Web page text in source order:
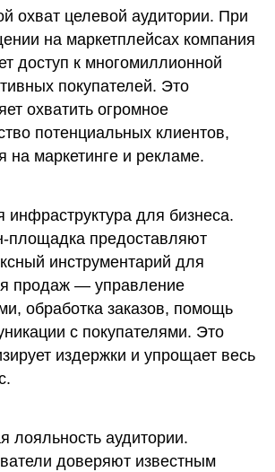
охват целевой аудитории. При
на маркетплейсах компания
доступ к многомиллионной
покупателей. Это
охватить огромное
потенциальных клиентов,
на маркетинге и рекламе.
инфраструктура для бизнеса.
площадка предоставляют
инструментарий для
продаж — управление
обработка заказов, помощь
с покупателями. Это
издержки и упрощает весь
лояльность аудитории.
доверяют известным